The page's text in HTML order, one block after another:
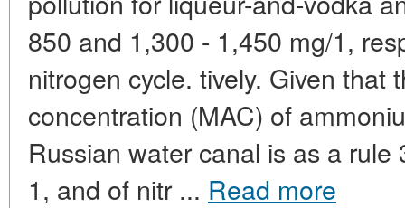
850 and 1,300 - 1,450 mg/1,
nitrogen cycle. tively. Given that
concentration (MAC) of
Russian water canal is as a
1, and of nitr ... Read more